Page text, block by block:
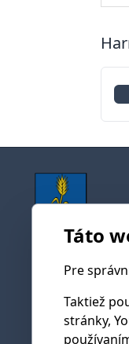
Mikušovce 22
018 57 Mikušovce
Táto
Pre
Taktiež
stránky,